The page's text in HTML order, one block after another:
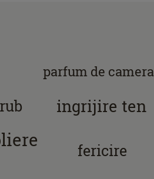
ingrijire ten
fericire
parfum de camera